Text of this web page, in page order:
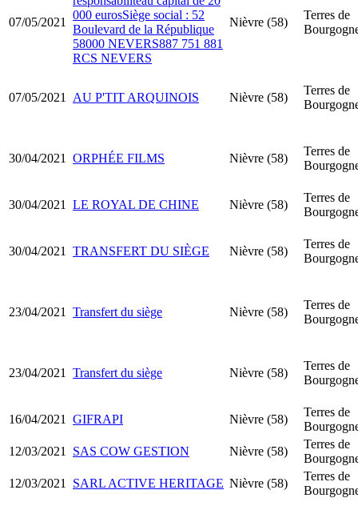
07/05/2021
000 eurosSiège social : 52
Boulevard de la République
58000 NEVERS887 751 881
RCS NEVERS
Nièvre (58)
Terres de
07/05/2021 AU P'TIT ARQUINOIS Nièvre (58)
Terres de
30/04/2021 ORPHÉE FILMS Nièvre (58)
Terres de
30/04/2021 LE ROYAL DE CHINE Nièvre (58)
Terres de
30/04/2021 TRANSFERT DU SIÈGE Nièvre (58)
Terres de
23/04/2021 Transfert du siège Nièvre (58)
Terres de
23/04/2021 Transfert du siège Nièvre (58)
Terres de
16/04/2021 GIFRAPI Nièvre (58)
Terres de
12/03/2021
SAS COW GESTION Nièvre (58)
Terres de
12/03/2021
SARL ACTIVE HERITAGE Nièvre (58)
Terres de